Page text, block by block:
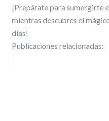
¡Prepárate para sumergirte
mientras descubres el
días!
Publicaciones relacionadas: